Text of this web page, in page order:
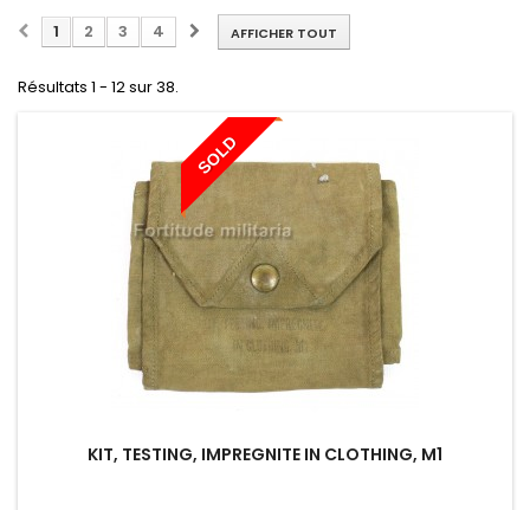
AFFICHER TOUT
1 2 3 4
Résultats 1 - 12 sur 38.
SOLD
KIT, TESTING, IMPREGNITE IN CLOTHING, M1